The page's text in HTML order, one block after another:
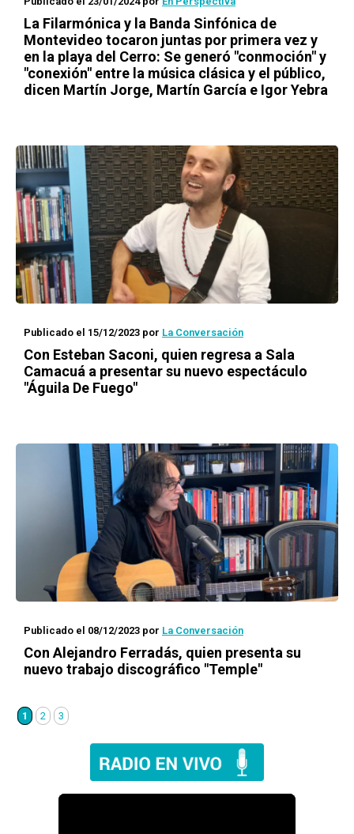
La Filarmónica y la Banda Sinfónica de
Montevideo tocaron juntas por primera vez y
en la playa del Cerro: Se generó "conmoción" y
"conexión" entre la música clásica y el público,
dicen Martín Jorge, Martín García e Igor Yebra
Publicado el 15/12/2023 por La Conversación
Con Esteban Saconi, quien regresa a Sala
Camacuá a presentar su nuevo espectáculo
"Águila De Fuego"
Publicado el 08/12/2023 por La Conversación
Con Alejandro Ferradás, quien presenta su
nuevo trabajo discográfico "Temple"
1 2 3